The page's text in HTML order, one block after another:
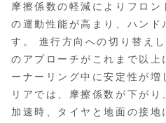
摩擦係数の軽減によりフロン
の運動性能が高まり、ハンド
す。 進行方向への切り替え
のアプローチがこれまで以上
ーナーリング中に安定性が増
リアでは、摩擦係数が下がり
加速時、タイヤと地面の接